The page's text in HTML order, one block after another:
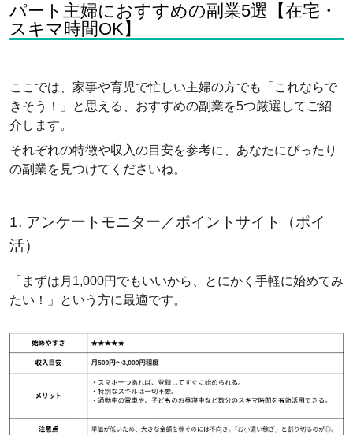
パート主婦におすすめの副業5選【在宅・
スキマ時間OK】
ここでは、家事や育児で忙しい主婦の方でも「これならで
きそう！」と思える、おすすめの副業を5つ厳選してご紹
介します。
それぞれの特徴や収入の目安を参考に、あなたにぴったり
の副業を見つけてくださいね。
1. アンケートモニター／ポイントサイト（ポイ
活）
「まずは月1,000円でもいいから、とにかく手軽に始めてみ
たい！」という方に最適です。